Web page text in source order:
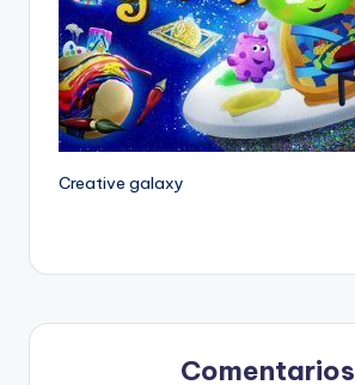
Creative galaxy
Comentarios